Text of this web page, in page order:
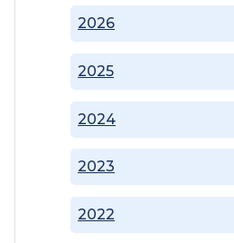
2022
2023
2024
2025
2026